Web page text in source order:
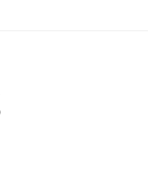
vid …
cinta ustadz 😊
sudah tiada, nisan sebagai pengingat
…